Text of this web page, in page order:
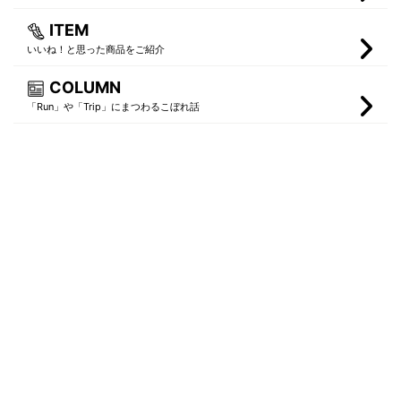
ITEM
いいね！と思った商品をご紹介
COLUMN
「Run」や「Trip」にまつわるこぼれ話